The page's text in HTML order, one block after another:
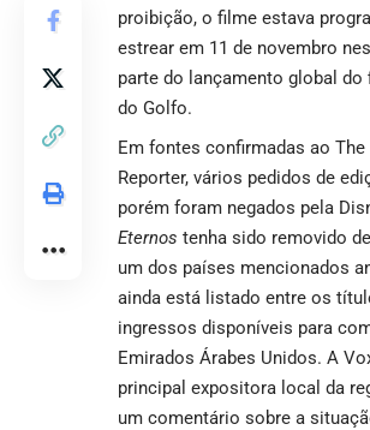
proibição, o filme estava
estrear em 11 de novembro
parte do lançamento global do
do Golfo.
Em fontes confirmadas ao
Reporter, vários pedidos de
porém foram negados pela
Eternos tenha sido removido
um dos países mencionados
ainda está listado entre os
ingressos disponíveis para
Emirados Árabes Unidos. A
principal expositora local da
um comentário sobre a